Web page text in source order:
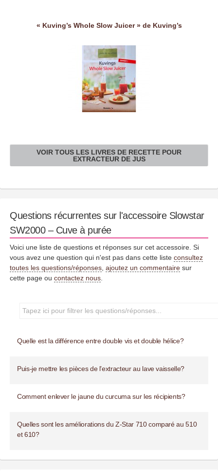
« Kuving’s Whole Slow Juicer » de Kuving’s
VOIR TOUS LES LIVRES DE RECETTE POUR
EXTRACTEUR DE JUS
Questions récurrentes sur l'accessoire Slowstar
SW2000 – Cuve à purée
Voici une liste de questions et réponses sur cet accessoire. Si
vous avez une question qui n'est pas dans cette liste consultez
toutes les questions/réponses, ajoutez un commentaire sur
cette page ou contactez nous.
Quelle est la différence entre double vis et double hélice?
Puis-je mettre les pièces de l’extracteur au lave vaisselle?
Comment enlever le jaune du curcuma sur les récipients?
Quelles sont les améliorations du Z-Star 710 comparé au 510
et 610?